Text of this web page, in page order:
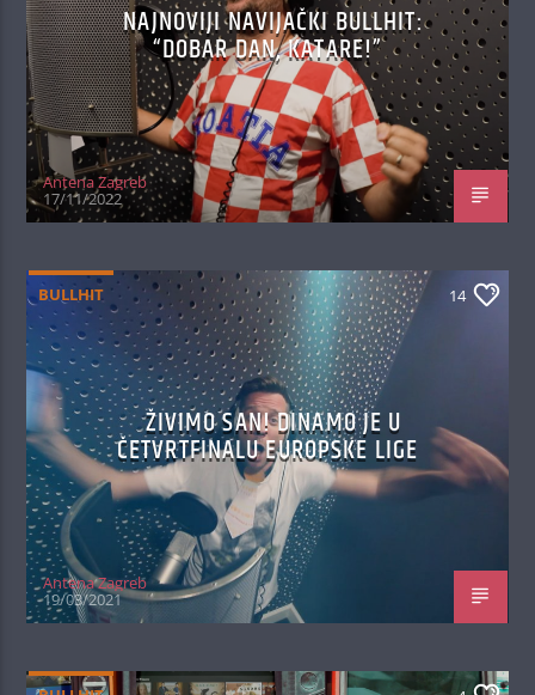
NAJNOVIJI NAVIJAČKI BULLHIT:
“DOBAR DAN, KATARE!”
Antena Zagreb
17/11/2022
BULLHIT 14
ŽIVIMO SAN! DINAMO JE U
ČETVRTFINALU EUROPSKE LIGE
Antena Zagreb
19/03/2021